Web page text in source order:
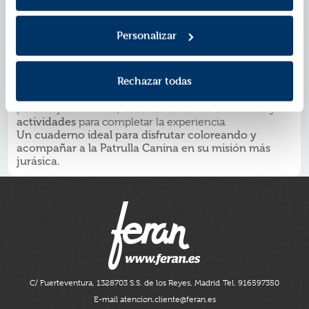
Personalizar
Rechazar todas
tendrá que ponerse al frente de la patrulla y liderar un
rescate jurásico para salvarlos a todos.
salvar a los dinosaurios?
En este cuaderno, los más pequeños podrándar vida
lleno de dinosaurios y emoción
personajes favoritos, escenas llenas de aventurasy
actividades para completar la experiencia.
Un cuaderno ideal para disfrutar coloreando y
acompañar a la Patrulla Canina en su misión más
jurásica.
C/ Fuerteventura, 1328703 S.S. de los Reyes, Madrid Tel. 916597350
E-mail atencion.cliente@feran.es